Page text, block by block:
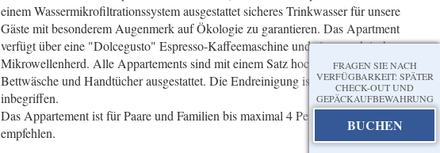
einem Wassermikrofiltrationssystem ausgestattet sicheres Trinkwasser für unsere
Gäste mit besonderem Augenmerk auf Ökologie zu garantieren. Das Apartment
verfügt über eine "Dolcegusto" Espresso-Kaffeemaschine und einen praktischen
Mikrowellenherd. Alle Appartements sind mit einem Satz hochwertiger
Bettwäsche und Handtücher ausgestattet. Die Endreinigung ist im Preis
inbegriffen.
Das Appartement ist für Paare und Familien bis maximal 4 Personen zu
empfehlen.
FRAGEN SIE NACH
VERFÜGBARKEIT: SPÄTER
CHECK-OUT UND
GEPÄCKAUFBEWAHRUNG
BUCHEN